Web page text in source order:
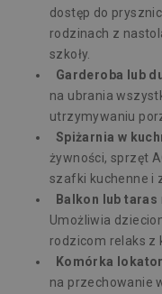
dostęp do
rodzinach z
szkoły.
Garderoba lub
na ubrania
utrzymywaniu
Spiżarnia w
żywności, sprzęt
szafki kuchenne i
Balkon lub taras
Umożliwia
rodzicom relaks z
Komórka
na przechowanie